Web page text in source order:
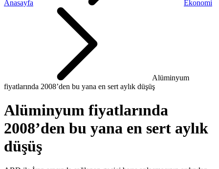
Anasayfa Ekonomi
Alüminyum
fiyatlarında 2008’den bu yana en sert aylık düşüş
Alüminyum fiyatlarında
2008’den bu yana en sert aylık
düşüş